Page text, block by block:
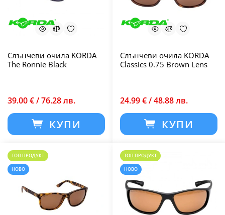
Слънчеви очила KORDA
The Ronnie Black
39.00 € / 76.28 лв.
КУПИ
Слънчеви очила KORDA
Classics 0.75 Brown Lens
24.99 € / 48.88 лв.
КУПИ
ТОП ПРОДУКТ
НОВО
ТОП ПРОДУКТ
НОВО